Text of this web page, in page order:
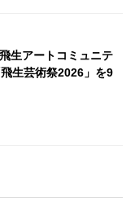
生アートコミュニテ
生芸術祭2026」を9